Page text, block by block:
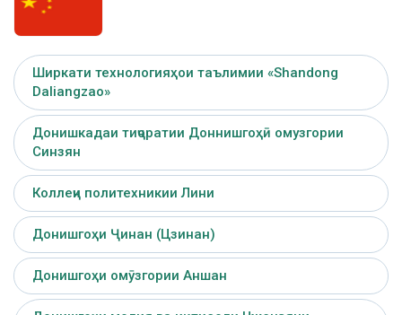
Ширкати технологияҳои таълимии «Shandong
Daliangzao»
Донишкадаи тиҷоратии Доннишгоҳӣ омузгории
Синзян
Коллеҷи политехникии Лини
Донишгоҳи Ҷинан (Цзинан)
Донишгоҳи омӯзгории Аншан